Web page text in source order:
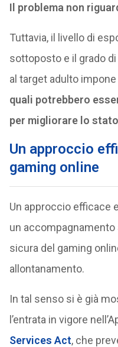
Il problema non
Tuttavia, il livello di
sottoposto e il grado
al target adulto impone
quali potrebbero
per migliorare lo
Un approccio
gaming online
Un approccio efficace
un accompagnamento
sicura del gaming
allontanamento.
In tal senso si è già
l’entrata in vigore
Services Act, che